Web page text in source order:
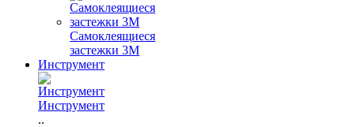
Самоклеящиеся
застежки 3М
Инструмент
Инструмент
..